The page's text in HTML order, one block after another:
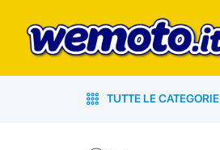
TUTTE LE CATEGORIE